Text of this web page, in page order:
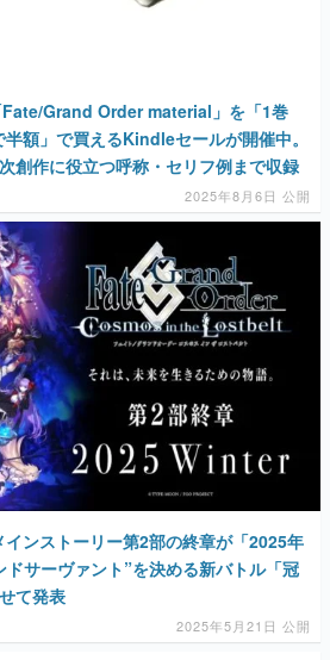
Fate/Grand Order material」を「1巻
額」で買えるKindleセールが開催中。
創作に役立つ呼称・セリフ例まで収録
2025年8月6日 公開
ンストーリー第2部の終章が「2025年
サーヴァント”を決める新バトル「冠
て発表
2025年5月21日 公開